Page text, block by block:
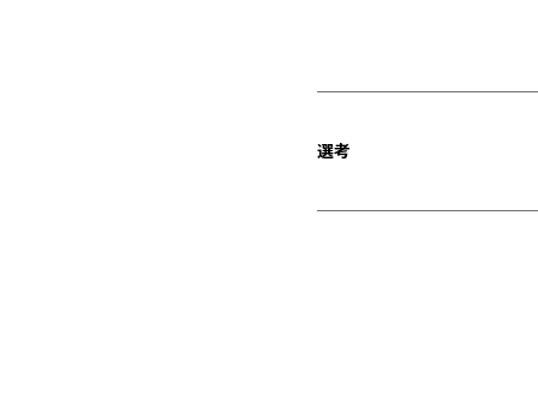
選考